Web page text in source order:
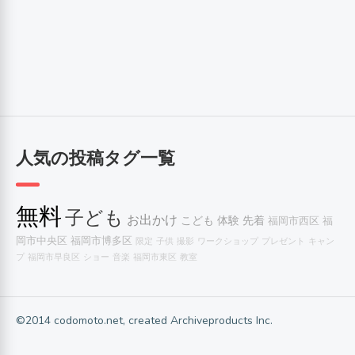
人気の投稿タグ一覧
無料子ども お出かけ こども 体験 先着 福岡市西区 福
岡市中央区 福岡市博多区 限定 子供 撮影 ワークショップ プレゼント キャン
プ 福岡市早良区 ショー 音楽 福岡市東区 教室
©2014 codomoto.net, created Archiveproducts Inc.